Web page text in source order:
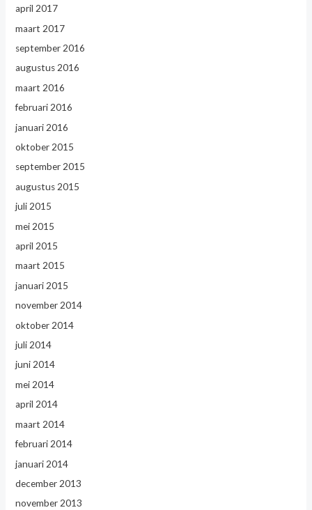
april 2017
maart 2017
september 2016
augustus 2016
maart 2016
februari 2016
januari 2016
oktober 2015
september 2015
augustus 2015
juli 2015
mei 2015
april 2015
maart 2015
januari 2015
november 2014
oktober 2014
juli 2014
juni 2014
mei 2014
april 2014
maart 2014
februari 2014
januari 2014
december 2013
november 2013